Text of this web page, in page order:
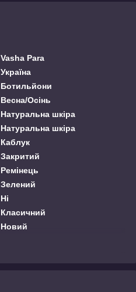
Vasha Para
Україна
Ботильйони
Весна/Осінь
Натуральна шкіра
Натуральна шкіра
Каблук
Закритий
Ремінець
Зелений
Ні
Класичний
Новий